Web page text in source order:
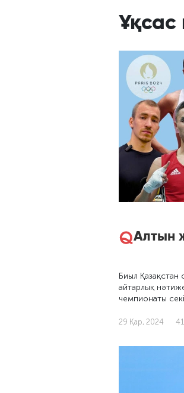
Алтын
Биыл
айтарлық
чемпионаты
29 Қар, 2024